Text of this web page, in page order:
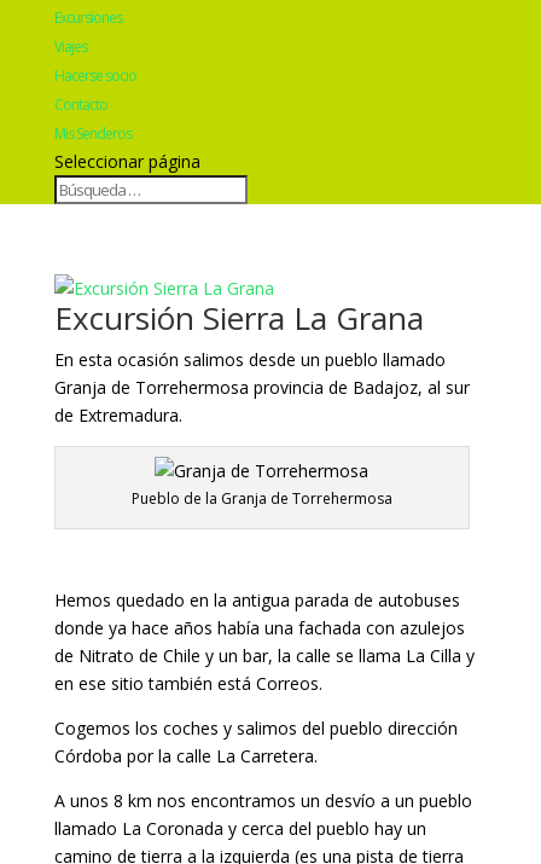
Excursiones
Viajes
Hacerse socio
Contacto
Mis Senderos
Seleccionar página
Excursión Sierra La Grana
En esta ocasión salimos desde un pueblo llamado
Granja de Torrehermosa provincia de Badajoz, al sur
de Extremadura.
Pueblo de la Granja de Torrehermosa
Hemos quedado en la antigua parada de autobuses
donde ya hace años había una fachada con azulejos
de Nitrato de Chile y un bar, la calle se llama La Cilla y
en ese sitio también está Correos.
Cogemos los coches y salimos del pueblo dirección
Córdoba por la calle La Carretera.
A unos 8 km nos encontramos un desvío a un pueblo
llamado La Coronada y cerca del pueblo hay un
camino de tierra a la izquierda (es una pista de tierra